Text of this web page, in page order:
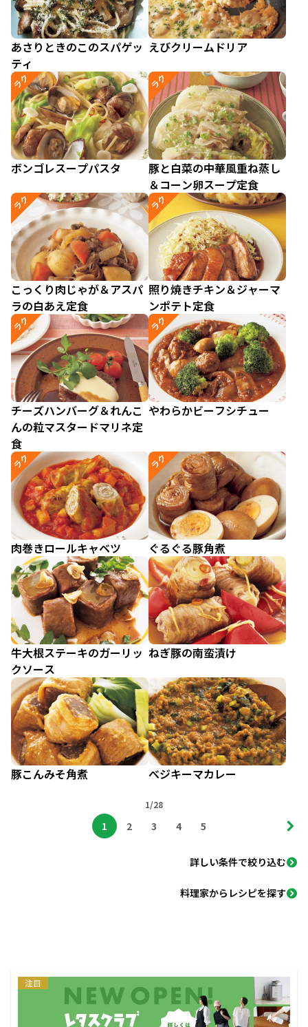
あさりときのこのスパゲッ
ティ
えびクリームドリア
ラク
ボンゴレスープパスタ
ラク
豚と白菜の中華風重ね蒸し
＆コーン卵スープ定食
ラク
こっくり肉じゃが＆アスパ
ラの白あえ定食
ラク
照り焼きチキン＆ジャーマ
ンポテト定食
ラク
チーズハンバーグ＆れんこ
んの粒マスタードマリネ定
食
ラク
やわらかビーフシチュー
ラク
肉巻きロールキャベツ
ラク
ぐるぐる豚角煮
牛大根ステーキのガーリッ
クソース
ねぎ豚の南蛮漬け
豚こんみそ角煮 べジキーマカレー
1/28
1 2 3 4 5
詳しい条件で絞り込む
料理家からレシピを探す
注目